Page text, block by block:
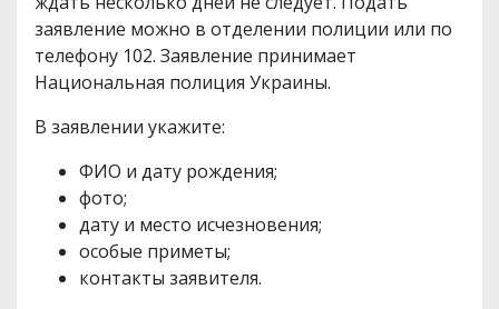
заявление можно в отделении полиции или по
телефону 102. Заявление принимает
Национальная полиция Украины.
В заявлении укажите:
ФИО и дату рождения;
фото;
дату и место исчезновения;
особые приметы;
контакты заявителя.